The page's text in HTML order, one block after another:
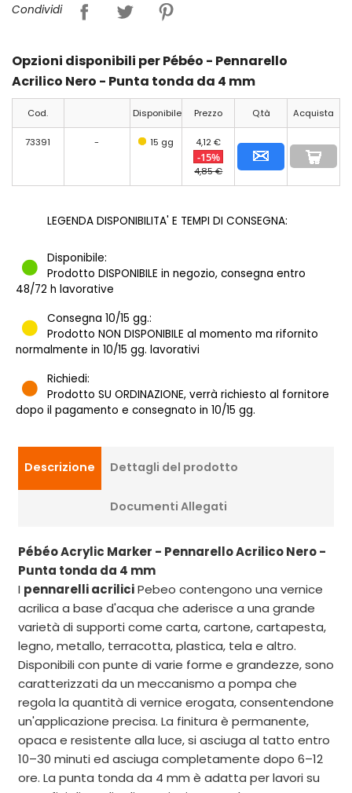
Condividi
Opzioni disponibili per Pébéo - Pennarello
Acrilico Nero - Punta tonda da 4 mm
Cod. Disponibile Prezzo Q.tà Acquista
73391 - 15 gg 4,12 €
-15%
4,85 €
LEGENDA DISPONIBILITA' E TEMPI DI CONSEGNA:
Disponibile:
Prodotto DISPONIBILE in negozio, consegna entro
48/72 h lavorative
Consegna 10/15 gg.:
Prodotto NON DISPONIBILE al momento ma rifornito
normalmente in 10/15 gg. lavorativi
Richiedi:
Prodotto SU ORDINAZIONE, verrà richiesto al fornitore
dopo il pagamento e consegnato in 10/15 gg.
Descrizione Dettagli del prodotto
Documenti Allegati
Pébéo Acrylic Marker - Pennarello Acrilico Nero -
Punta tonda da 4 mm
I pennarelli acriliciPebeo contengono una vernice
acrilica a base d'acqua che aderisce a una grande
varietà di supporti come carta, cartone, cartapesta,
legno, metallo, terracotta, plastica, tela e altro.
Disponibili con punte di varie forme e grandezze, sono
caratterizzati da un meccanismo a pompa che
regola la quantità di vernice erogata, consentendone
un'applicazione precisa. La finitura è permanente,
opaca e resistente alla luce, si asciuga al tatto entro
10–30 minuti ed asciuga completamente dopo 6–12
ore. La punta tonda da 4 mm è adatta per lavori su